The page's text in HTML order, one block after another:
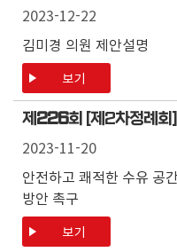
2023-12-22
김미경 의원 제안설명
보기
제 226회 [제2차정례회]
2023-11-20
안전하고 쾌적한 수유 공
방안 촉구
보기